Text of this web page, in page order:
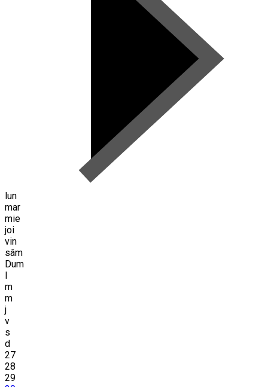
lun
mar
mie
joi
vin
sâm
Dum
l
m
m
j
v
s
d
27
28
29